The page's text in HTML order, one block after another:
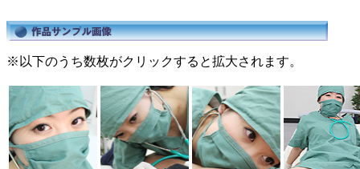
※以下のうち数枚がクリックすると拡大されます。